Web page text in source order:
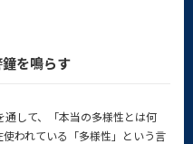
を鳴らす
して、「本当の多様性とは何
われている「多様性」という言